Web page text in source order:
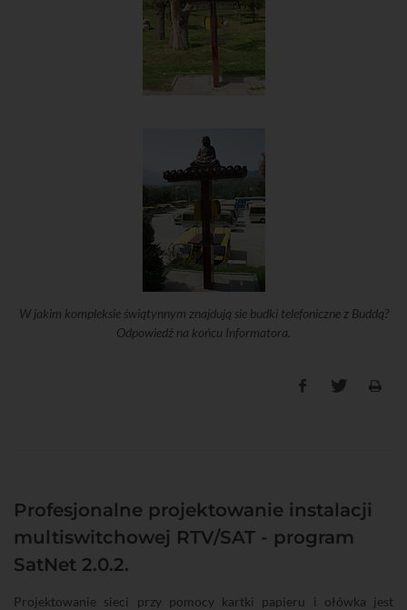
W jakim kompleksie świątynnym znajdują sie budki telefoniczne z Buddą?
Odpowiedź na końcu Informatora.
Profesjonalne projektowanie instalacji
multiswitchowej RTV/SAT - program
SatNet 2.0.2.
Projektowanie sieci przy pomocy kartki papieru i ołówka jest